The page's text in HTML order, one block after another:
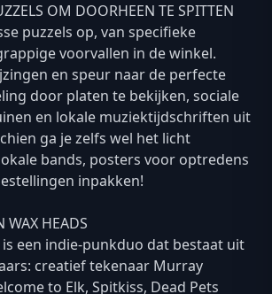
OM DOORHEEN TE SPITTEN
puzzels op, van specifieke
voorvallen in de winkel.
en speur naar de perfecte
door platen te bekijken, sociale
en lokale muziektijdschriften uit
ga je zelfs wel het licht
bands, posters voor optredens
inpakken!
WAX HEADS
een indie-punkduo dat bestaat uit
creatief tekenaar Murray
to Elk, Spitkiss, Dead Pets